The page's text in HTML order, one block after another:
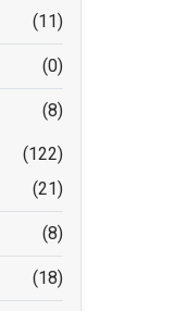
(11)
(0)
(8)
(122)
(21)
(8)
(18)